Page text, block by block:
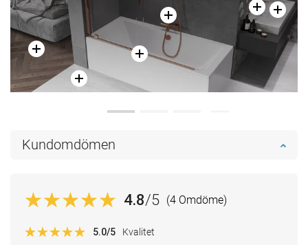
Kundomdömen
4.8/5 (4 Omdöme)
5.0/5 Kvalitet